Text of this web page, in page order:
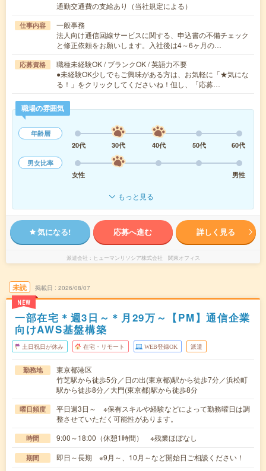
通勤交通費の支給あり（当社規定による）
仕事内容
一般事務
法人向け通信回線サービスに関する、申込書の不備チェック
と修正依頼をお願いします。入社後は4～6ヶ月の…
応募資格
職種未経験OK / ブランクOK / 英語力不要
●未経験OK少しでもご興味がある方は、お気軽に「★気にな
る！」をクリックしてくださいね！但し、「応募…
職場の雰囲気
年齢層
20代
30代 40代 50代
60代
男女比率
女性
男性
もっと見る
気になる! 応募へ進む 詳しく見る
派遣会社 ヒューマンリソシア株式会社 関東オフィス
未読
NEW
掲載日 2026/08/07
一部在宅＊週3日～＊月29万～【PM】通信企業
向けAWS基盤構築
土日祝日が休み 在宅・リモート WEB登録OK 派遣
勤務地
東京都港区
竹芝駅から徒歩5分／日の出(東京都)駅から徒歩7分／浜松町
駅から徒歩8分／大門(東京都)駅から徒歩8分
曜日頻度
平日週3日～ ※保有スキルや経験などによって勤務曜日は調
整させていただく可能性があります。
時間 9:00～18:00（休憩1時間） ※残業ほぼなし
期間 即日～長期 ※9月～、10月～など開始日ご相談ください！